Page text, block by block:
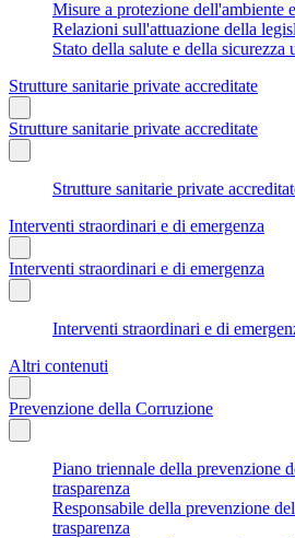
Misure a protezione dell'ambiente
Relazioni sull'attuazione della
Stato della salute e della sicurezza
Strutture sanitarie private accreditate
Strutture sanitarie private accreditate
Strutture sanitarie private
Interventi straordinari e di emergenza
Interventi straordinari e di emergenza
Interventi straordinari e di
Altri contenuti
Prevenzione della Corruzione
Piano triennale della prevenzione
trasparenza
Responsabile della prevenzione
trasparenza